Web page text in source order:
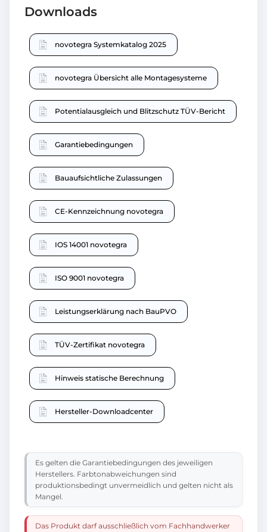
Downloads
novotegra Systemkatalog 2025
novotegra Übersicht alle Montagesysteme
Potentialausgleich und Blitzschutz TÜV-Bericht
Garantiebedingungen
Bauaufsichtliche Zulassungen
CE-Kennzeichnung novotegra
IOS 14001 novotegra
ISO 9001 novotegra
Leistungserklärung nach BauPVO
TÜV-Zertifikat novotegra
Hinweis statische Berechnung
Hersteller-Downloadcenter
Es gelten die Garantiebedingungen des jeweiligen
Herstellers. Farbtonabweichungen sind
produktionsbedingt unvermeidlich und gelten nicht als
Mangel.
Das Produkt darf ausschließlich vom Fachhandwerker